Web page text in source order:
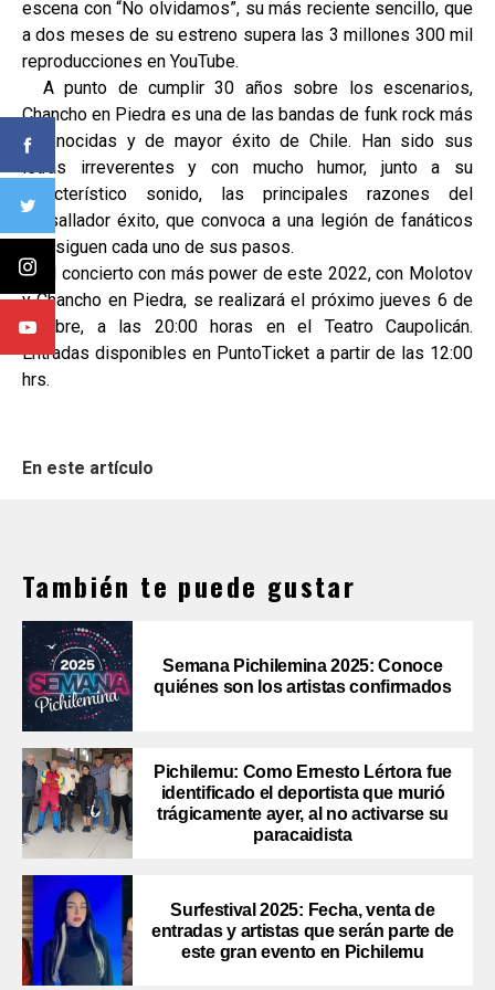
escena con “No olvidamos”, su más reciente sencillo, que
a dos meses de su estreno supera las 3 millones 300 mil
reproducciones en YouTube.
A punto de cumplir 30 años sobre los escenarios,
Chancho en Piedra es una de las bandas de funk rock más
reconocidas y de mayor éxito de Chile. Han sido sus
letras irreverentes y con mucho humor, junto a su
característico sonido, las principales razones del
avasallador éxito, que convoca a una legión de fanáticos
que siguen cada uno de sus pasos.
El concierto con más power de este 2022, con Molotov
y Chancho en Piedra, se realizará el próximo jueves 6 de
octubre, a las 20:00 horas en el Teatro Caupolicán.
Entradas disponibles en PuntoTicket a partir de las 12:00
hrs.
En este artículo
También te puede gustar
Semana Pichilemina 2025: Conoce
quiénes son los artistas confirmados
Pichilemu: Como Ernesto Lértora fue
identificado el deportista que murió
trágicamente ayer, al no activarse su
paracaidista
Surfestival 2025: Fecha, venta de
entradas y artistas que serán parte de
este gran evento en Pichilemu